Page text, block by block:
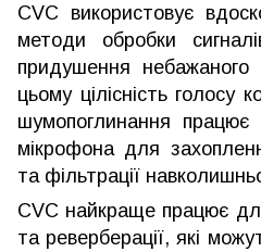
CVC використовує
методи обробки
придушення небажаного
цьому цілісність голосу
шумопоглинання
мікрофона для
та фільтрації
CVC найкраще працює
та реверберації, які